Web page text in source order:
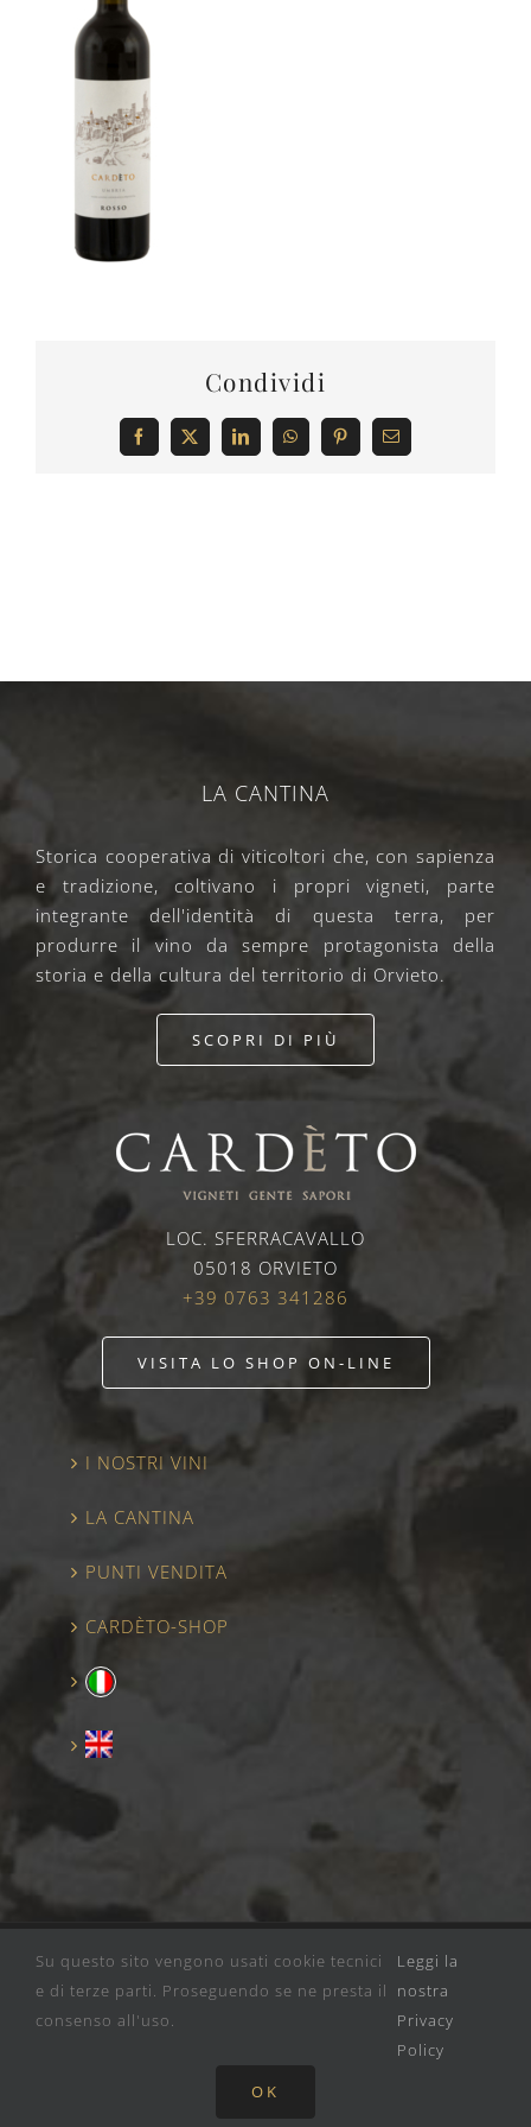
Condividi
Facebook
X LinkedInWhatsAppPinterestEmail
LA CANTINA
Storica cooperativa di viticoltori che, con sapienza
e tradizione, coltivano i propri vigneti, parte
integrante dell'identità di questa terra, per
produrre il vino da sempre protagonista della
storia e della cultura del territorio di Orvieto.
SCOPRI DI PIÙ
LOC. SFERRACAVALLO
05018 ORVIETO
+39 0763 341286
VISITA LO SHOP ON-LINE
I NOSTRI VINI
LA CANTINA
PUNTI VENDITA
CARDÈTO-SHOP
© Copyright2026 | CANTINA CARDETO | P. IVA
00050760552 |PRIVACY POLICY
FacebookInstagram
Su questo sito vengono usati cookie tecnici
e di terze parti. Proseguendo se ne presta il
consenso all'uso.
Leggi la
nostra
Privacy
Policy
OK